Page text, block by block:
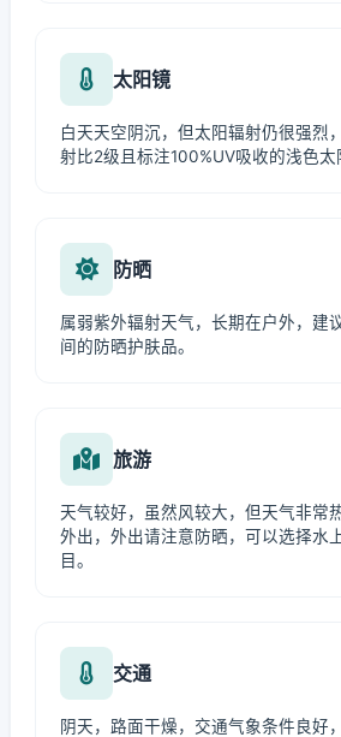
太阳镜
白天天空阴沉，但太阳辐射仍很强烈
射比2级且标注100%UV吸收的浅色太
防晒
属弱紫外辐射天气，长期在户外，建
间的防晒护肤品。
旅游
天气较好，虽然风较大，但天气非常
外出，外出请注意防晒，可以选择水
目。
交通
阴天，路面干燥，交通气象条件良好